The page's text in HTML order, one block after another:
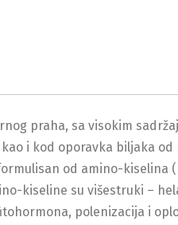
praha, sa visokim
i kod oporavka biljaka
od amino-kiselina
kiseline su višestruki –
polenizacija i